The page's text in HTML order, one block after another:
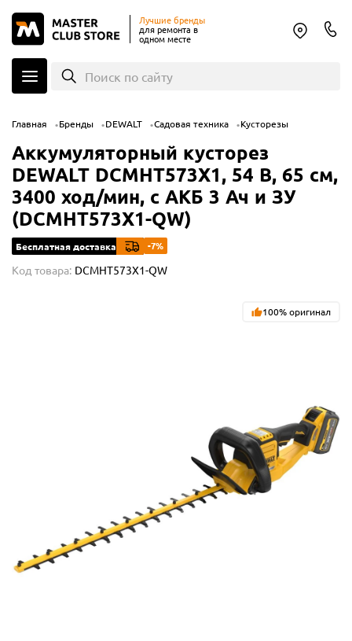
Лучшие бренды
для ремонта в
одном месте
Поиск по сайту
Главная Бренды DEWALT Садовая техника Кусторезы
Аккумуляторный кусторез
DEWALT DCMHT573X1, 54 В, 65 см,
3400 ход/мин, с АКБ 3 Ач и ЗУ
(DCMHT573X1-QW)
Бесплатная доставка -7%
Код товара: DCMHT573X1-QW
100% оригинал